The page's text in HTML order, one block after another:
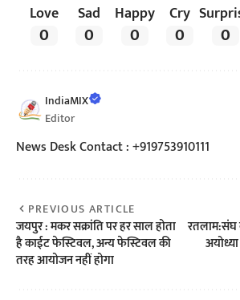
Love
0
Sad
0
Happy
0
Cry
0 0
IndiaMIX
Editor
News Desk Contact : +919753910111
PREVIOUS ARTICLE
जयपुर : मकर सक्रांति पर हर साल होता
है काईट फेस्टिवल, अन्य फेस्टिवल की
तरह आयोजन नहीं होगा
रतलाम:संघ